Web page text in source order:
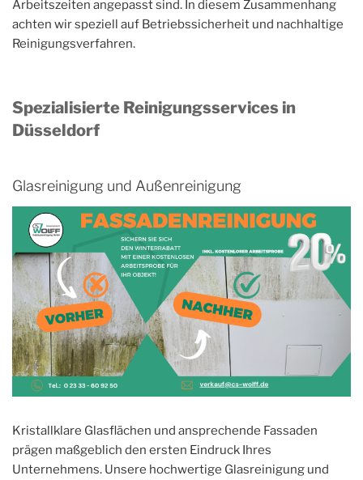
Arbeitszeiten angepasst sind. In diesem Zusammenhang
achten wir speziell auf Betriebssicherheit und nachhaltige
Reinigungsverfahren.
Spezialisierte Reinigungsservices in
Düsseldorf
Glasreinigung und Außenreinigung
Kristallklare Glasflächen und ansprechende Fassaden
prägen maßgeblich den ersten Eindruck Ihres
Unternehmens. Unsere hochwertige Glasreinigung und